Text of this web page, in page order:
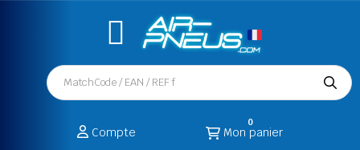
Compte Mon panier
0